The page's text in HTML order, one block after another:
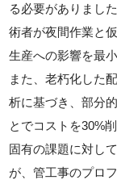
る必要がありまし
術者が夜間作業と
生産への影響を最
また、老朽化した
析に基づき、部分
とでコストを30%
固有の課題に対し
が、管工事のプロ